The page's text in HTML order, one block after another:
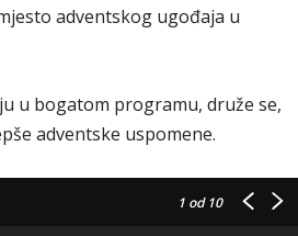
adventskog ugođaja u
u bogatom programu, druže se,
adventske uspomene.
1 od 10